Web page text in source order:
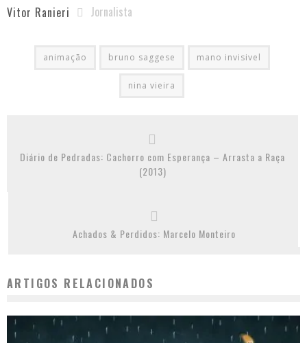
Vitor Ranieri Jornalista
animação bruno saggese mano invisivel
nina vieira
Diário de Pedradas: Cachorro com Esperança – Arrasta a Raça
(2013)
Achados & Perdidos: Marcelo Monteiro
ARTIGOS RELACIONADOS